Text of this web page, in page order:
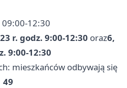
09:00-12:30
r. godz. 9:00-12:30 oraz6,
9:00-12:30
mieszkańców odbywają się
49